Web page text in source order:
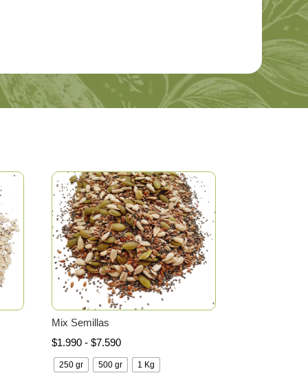
Mix Semillas
$1.990 - $7.590Rango
de
250 gr 500 gr 1 Kg